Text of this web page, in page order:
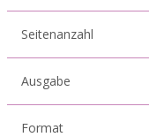
Seitenanzahl
Ausgabe
Format